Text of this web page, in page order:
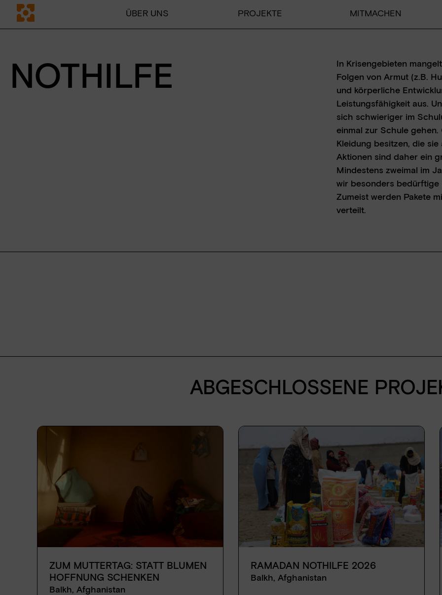
ÜBER UNS PROJEKTE MITMACHEN
Mission & Vorgehen
PROJEKTE
Bildungsprojekte
Nothilfe
Entwicklungspolitische
SPENDEN
NOTHILFE
In Krisengebieten
Folgen von Armut (z.B.
und körperliche
Leistungsfähigkeit aus.
sich schwieriger im
einmal zur Schule
Kleidung besitzen, die
Aktionen sind daher ein
Mindestens zweimal im
wir besonders
Zumeist werden Pakete
verteilt.
ABGESCHLOSSENE
ZUM MUTTERTAG: STATT BLUMEN
HOFFNUNG SCHENKEN
Balkh, Afghanistan
RAMADAN NOTHILFE 2026
Balkh, Afghanistan